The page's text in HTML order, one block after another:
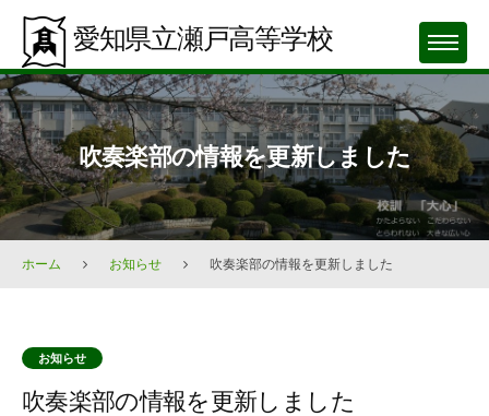
Skip
content
愛知県立瀬戸高等学校 MENU
吹奏楽部の情報を更新しました
ホーム お知らせ 吹奏楽部の情報を更新しました
お知らせ
吹奏楽部の情報を更新しました